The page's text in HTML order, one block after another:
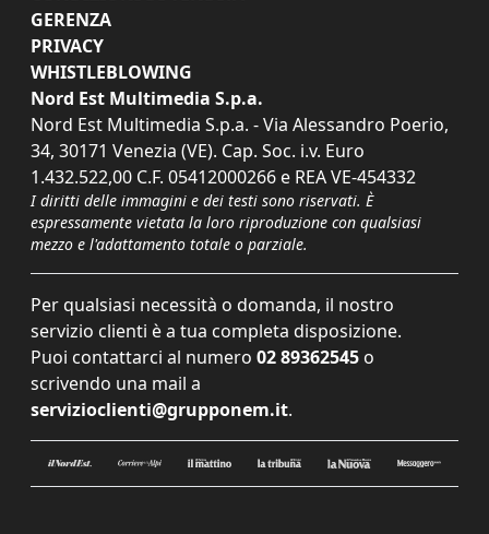
GERENZA
PRIVACY
WHISTLEBLOWING
Nord Est Multimedia S.p.a.
Nord Est Multimedia S.p.a. - Via Alessandro Poerio,
34, 30171 Venezia (VE). Cap. Soc. i.v. Euro
1.432.522,00 C.F. 05412000266 e REA VE-454332
I diritti delle immagini e dei testi sono riservati. È
espressamente vietata la loro riproduzione con qualsiasi
mezzo e l'adattamento totale o parziale.
Per qualsiasi necessità o domanda, il nostro
servizio clienti è a tua completa disposizione.
Puoi contattarci al numero 02 89362545 o
scrivendo una mail a
servizioclienti@grupponem.it.